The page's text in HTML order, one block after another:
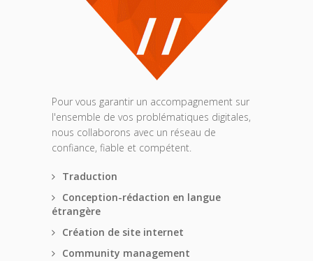
Pour vous garantir un accompagnement sur
l'ensemble de vos problématiques digitales,
nous collaborons avec un réseau de
confiance, fiable et compétent.
Traduction
Conception-rédaction en langue
étrangère
Création de site internet
Community management